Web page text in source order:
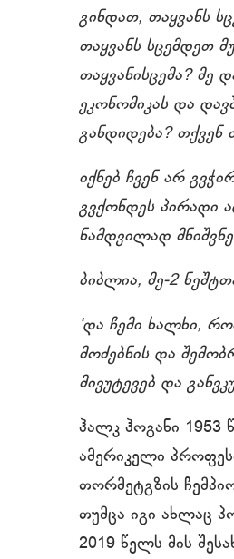
გინდათ, თაყვანს
თაყვანს სცემდეთ
თაყვანისცემა? მე
ეკონომიკას და
განდიდება? თქვენ
იქნებ ჩვენ არ
გვქონდეს პირადი
ნამდვილად
ბიბლია, მე-2
‘და ჩემი ხალხი,
მოძებნის და
მივუტევებ და
ჰალკ ჰოგანი 1953
ამერიკელი
თორმეტგზის
თუმცა იგი ახლაც
2019 წელს მის